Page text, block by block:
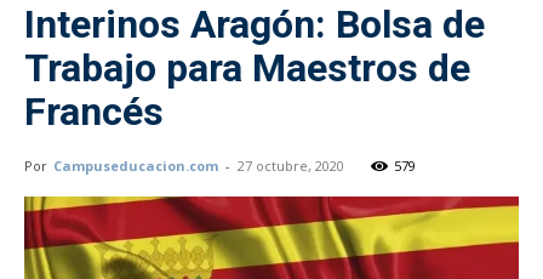
Interinos Aragón: Bolsa de
Trabajo para Maestros de
Francés
Por Campuseducacion.com - 27 octubre, 2020 579